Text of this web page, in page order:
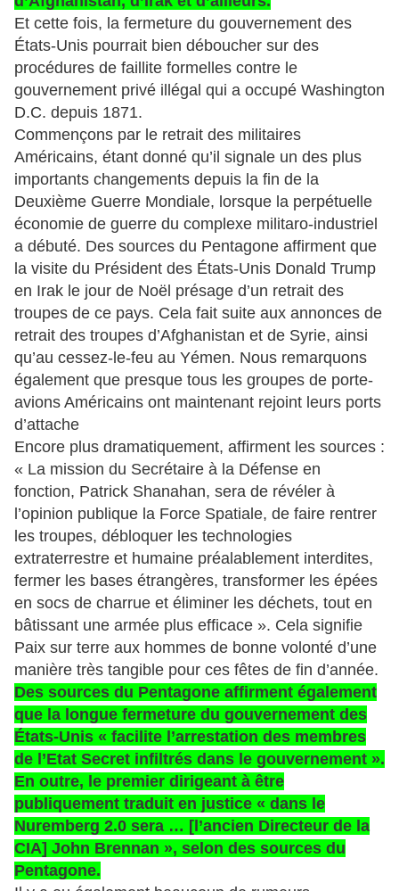
Et cette fois, la fermeture du gouvernement des
États-Unis pourrait bien déboucher sur des
procédures de faillite formelles contre le
gouvernement privé illégal qui a occupé Washington
D.C. depuis 1871.
Commençons par le retrait des militaires
Américains, étant donné qu’il signale un des plus
importants changements depuis la fin de la
Deuxième Guerre Mondiale, lorsque la perpétuelle
économie de guerre du complexe militaro-industriel
a débuté. Des sources du Pentagone affirment que
la visite du Président des États-Unis Donald Trump
en Irak le jour de Noël présage d’un retrait des
troupes de ce pays. Cela fait suite aux annonces de
retrait des troupes d’Afghanistan et de Syrie, ainsi
qu’au cessez-le-feu au Yémen. Nous remarquons
également que presque tous les groupes de porte-
avions Américains ont maintenant rejoint leurs ports
d’attache
Encore plus dramatiquement, affirment les sources :
« La mission du Secrétaire à la Défense en
fonction, Patrick Shanahan, sera de révéler à
l’opinion publique la Force Spatiale, de faire rentrer
les troupes, débloquer les technologies
extraterrestre et humaine préalablement interdites,
fermer les bases étrangères, transformer les épées
en socs de charrue et éliminer les déchets, tout en
bâtissant une armée plus efficace ». Cela signifie
Paix sur terre aux hommes de bonne volonté d’une
manière très tangible pour ces fêtes de fin d’année.
Des sources du Pentagone affirment également
que la longue fermeture du gouvernement des
États-Unis « facilite l’arrestation des membres
de l’Etat Secret infiltrés dans le gouvernement ».
En outre, le premier dirigeant à être
publiquement traduit en justice « dans le
Nuremberg 2.0 sera … [l’ancien Directeur de la
CIA] John Brennan », selon des sources du
Pentagone.